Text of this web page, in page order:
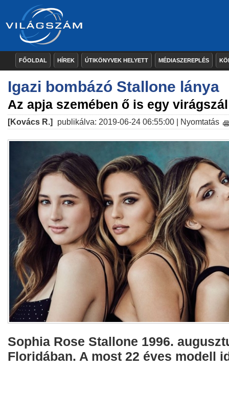
FŐOLDAL HÍREK ÚTIKÖNYVEK HELYETT MÉDIASZEREPLÉS
Igazi bombázó Stallone lánya
Az apja szemében ő is egy virágszál
[Kovács R.] publikálva: 2019-06-24 06:55:00 | Nyomtatás
Sophia Rose Stallone 1996.
Floridában. A most 22 éves modell